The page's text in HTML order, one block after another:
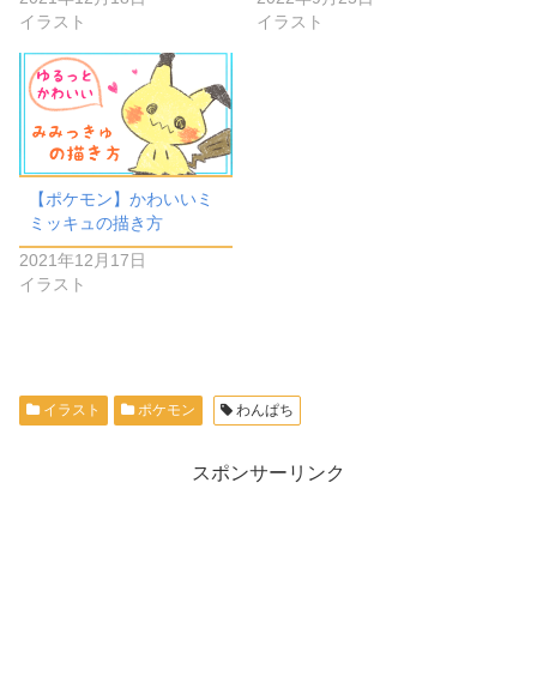
イラスト
イラスト
【ポケモン】かわいいミ
ミッキュの描き方
2021年12月17日
イラスト
イラスト ポケモン わんぱち
スポンサーリンク